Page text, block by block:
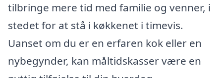
tilbringe mere tid med familie og venner, i
stedet for at stå i køkkenet i timevis.
Uanset om du er en erfaren kok eller en
nybegynder, kan måltidskasser være en